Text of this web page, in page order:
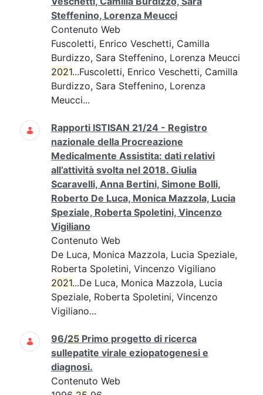
Steffenino, Lorenza Meucci
Contenuto Web
Fuscoletti, Enrico Veschetti, Camilla
Burdizzo, Sara Steffenino, Lorenza Meucci
2021...Fuscoletti, Enrico Veschetti, Camilla
Burdizzo, Sara Steffenino, Lorenza
Meucci...
Rapporti ISTISAN 21/24 - Registro
nazionale della Procreazione
Medicalmente Assistita: dati relativi
all’attività svolta nel 2018. Giulia
Scaravelli, Anna Bertini, Simone Bolli,
Roberto De Luca, Monica Mazzola, Lucia
Speziale, Roberta Spoletini, Vincenzo
Vigiliano
Contenuto Web
De Luca, Monica Mazzola, Lucia Speziale,
Roberta Spoletini, Vincenzo Vigiliano
2021...De Luca, Monica Mazzola, Lucia
Speziale, Roberta Spoletini, Vincenzo
Vigiliano...
96/25 Primo progetto di ricerca
sullepatite virale eziopatogenesi e
diagnosi.
Contenuto Web